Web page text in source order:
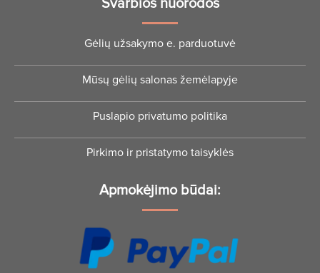
Svarbios nuorodos
Gėlių užsakymo e. parduotuvė
Mūsų gėlių salonas žemėlapyje
Puslapio privatumo politika
Pirkimo ir pristatymo taisyklės
Apmokėjimo būdai: